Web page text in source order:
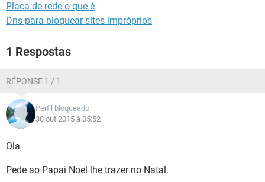
Placa de rede o que é
Dns para bloquear sites impróprios
1 Respostas
RÉPONSE 1 / 1
Perfil bloqueado
30 out 2015 à 05:52
Ola
Pede ao Papai Noel lhe trazer no Natal.